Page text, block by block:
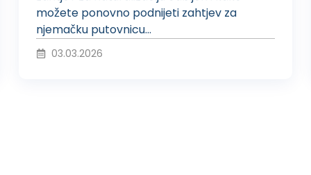
u
možete ponovno podnijeti zahtjev za
njemačku putovnicu...
03.03.2026